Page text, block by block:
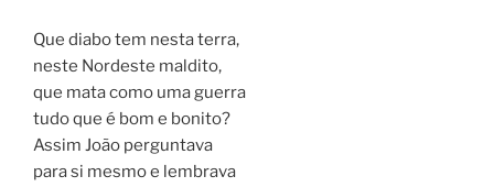
Que diabo tem nesta terra,
neste Nordeste maldito,
que mata como uma guerra
tudo que é bom e bonito?
Assim João perguntava
para si mesmo e lembrava